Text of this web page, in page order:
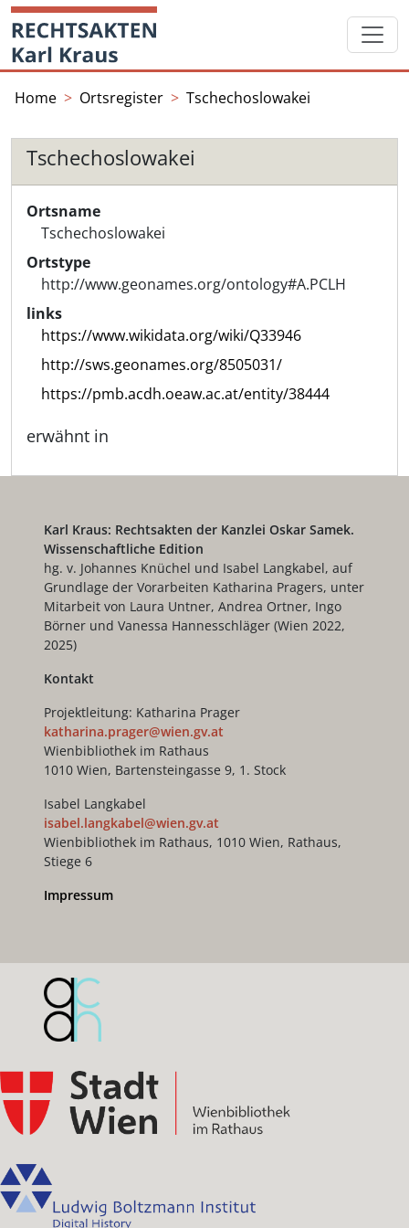
Skip
content
Startseite
Home Ortsregister Tschechoslowakei
Tschechoslowakei
Ortsname
Tschechoslowakei
Ortstype
http://www.geonames.org/ontology#A.PCLH
links
https://www.wikidata.org/wiki/Q33946
http://sws.geonames.org/8505031/
https://pmb.acdh.oeaw.ac.at/entity/38444
erwähnt in
Karl Kraus: Rechtsakten der Kanzlei Oskar Samek.
Wissenschaftliche Edition
hg. v. Johannes Knüchel und Isabel Langkabel, auf
Grundlage der Vorarbeiten Katharina Pragers, unter
Mitarbeit von Laura Untner, Andrea Ortner, Ingo
Börner und Vanessa Hannesschläger (Wien 2022,
2025)
Kontakt
Projektleitung: Katharina Prager
katharina.prager@wien.gv.at
Wienbibliothek im Rathaus
1010 Wien, Bartensteingasse 9, 1. Stock
Isabel Langkabel
isabel.langkabel@wien.gv.at
Wienbibliothek im Rathaus, 1010 Wien, Rathaus,
Stiege 6
Impressum